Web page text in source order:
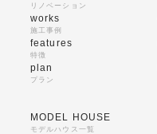
リノベーション
works
施工事例
features
特徴
plan
プラン
MODEL HOUSE
モデルハウス一覧